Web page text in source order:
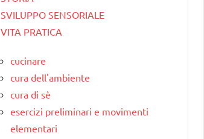
SVILUPPO SENSORIALE
VITA PRATICA
cucinare
cura dell'ambiente
cura di sè
esercizi preliminari e movimenti
elementari